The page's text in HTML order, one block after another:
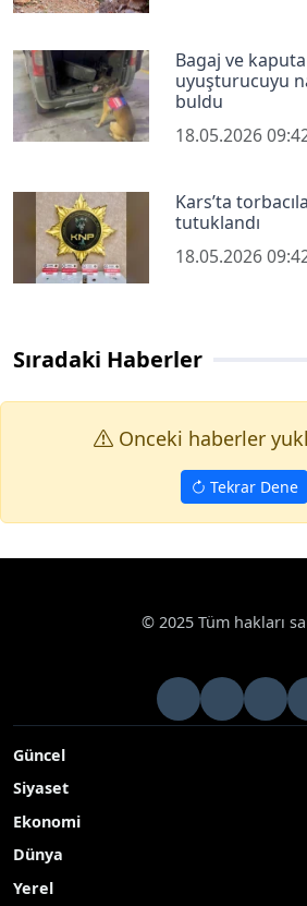
Bagaj ve
uyuşturucuyu
buldu
18.05.2026
Kars’ta
tutuklandı
18.05.2026
Sıradaki Haberler
Onceki haberler
Tekrar Dene
© 2025 Tüm hakları
Güncel
Siyaset
Ekonomi
Dünya
Yerel